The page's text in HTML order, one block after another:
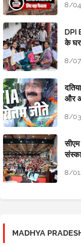
8/
DPI
के घर
8/
और
8/
सीएम
8/
MADHYA